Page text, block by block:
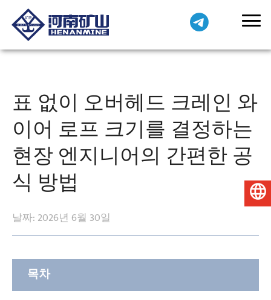
표 없이 오버헤드 크레인 와
이어 로프 크기를 결정하는
현장 엔지니어의 간편한 공
식 방법
날짜: 2026년 6월 30일
목차
한국어